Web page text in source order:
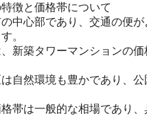
徴と価格帯について
中心部であり、交通の便
。
新築タワーマンションの
自然環境も豊かであり、
帯は一般的な相場であり